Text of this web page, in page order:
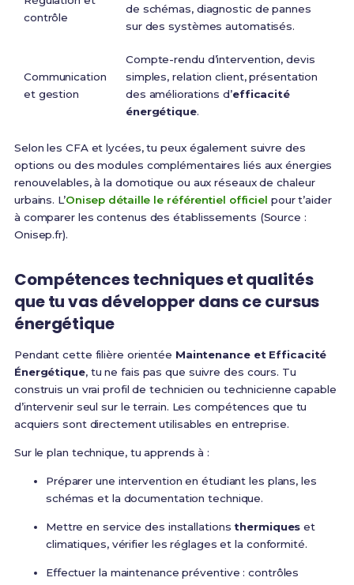
contrôle
de schémas, diagnostic de pannes
sur des systèmes automatisés.
Communication
et gestion
Compte-rendu d’intervention, devis
simples, relation client, présentation
des améliorations d’efficacité
énergétique.
Selon les CFA et lycées, tu peux également suivre des
options ou des modules complémentaires liés aux énergies
renouvelables, à la domotique ou aux réseaux de chaleur
urbains. L’Onisep détaille le référentiel officiel pour t’aider
à comparer les contenus des établissements (Source :
Onisep.fr).
Compétences techniques et qualités
que tu vas développer dans ce cursus
énergétique
Pendant cette filière orientée Maintenance et Efficacité
Énergétique, tu ne fais pas que suivre des cours. Tu
construis un vrai profil de technicien ou technicienne capable
d’intervenir seul sur le terrain. Les compétences que tu
acquiers sont directement utilisables en entreprise.
Sur le plan technique, tu apprends à :
Préparer une intervention en étudiant les plans, les
schémas et la documentation technique.
Mettre en service des installationsthermiques et
climatiques, vérifier les réglages et la conformité.
Effectuer la maintenance préventive : contrôles